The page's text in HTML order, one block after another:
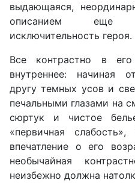
выдающаяся,
описанием еще
исключительность героя.
Все контрастно в
внутреннее: начиная
другу темных усов и
печальными глазами на
сюртук и чистое
«первичная
впечатление о его
необычайная
неизбежно должна